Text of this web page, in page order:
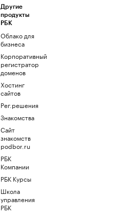
Другие
продукты
РБК
Облако для
бизнеса
Корпоративный
регистратор
доменов
Хостинг
сайтов
Рег.решения
Знакомства
Сайт
знакомств
podbor.ru
РБК
Компании
РБК Курсы
Школа
управления
РБК